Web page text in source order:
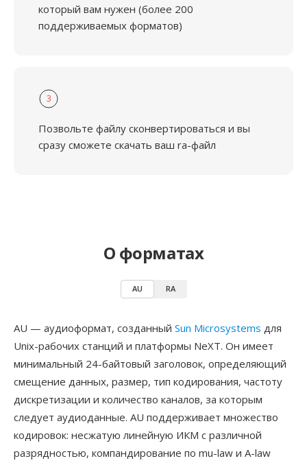
который вам нужен (более 200
поддерживаемых форматов)
3
Позвольте файлу сконвертироваться и вы
сразу сможете скачать ваш ra-файл
О форматах
AU RA
AU — аудиоформат, созданный Sun Microsystems для
Unix-рабочих станций и платформы NeXT. Он имеет
минимальный 24-байтовый заголовок, определяющий
смещение данных, размер, тип кодирования, частоту
дискретизации и количество каналов, за которым
следует аудиоданные. AU поддерживает множество
кодировок: несжатую линейную ИКМ с различной
разрядностью, компандирование по mu-law и A-law